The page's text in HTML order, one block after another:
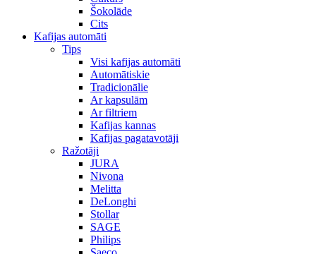
Šokolāde
Cits
Kafijas automāti
Tips
Visi kafijas automāti
Automātiskie
Tradicionālie
Ar kapsulām
Ar filtriem
Kafijas kannas
Kafijas pagatavotāji
Ražotāji
JURA
Nivona
Melitta
DeLonghi
Stollar
SAGE
Philips